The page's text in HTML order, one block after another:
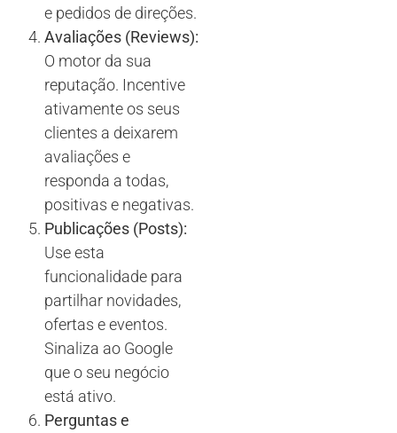
e pedidos de direções.
Avaliações (Reviews):
O motor da sua
reputação. Incentive
ativamente os seus
clientes a deixarem
avaliações e
responda a todas,
positivas e negativas.
Publicações (Posts):
Use esta
funcionalidade para
partilhar novidades,
ofertas e eventos.
Sinaliza ao Google
que o seu negócio
está ativo.
Perguntas e